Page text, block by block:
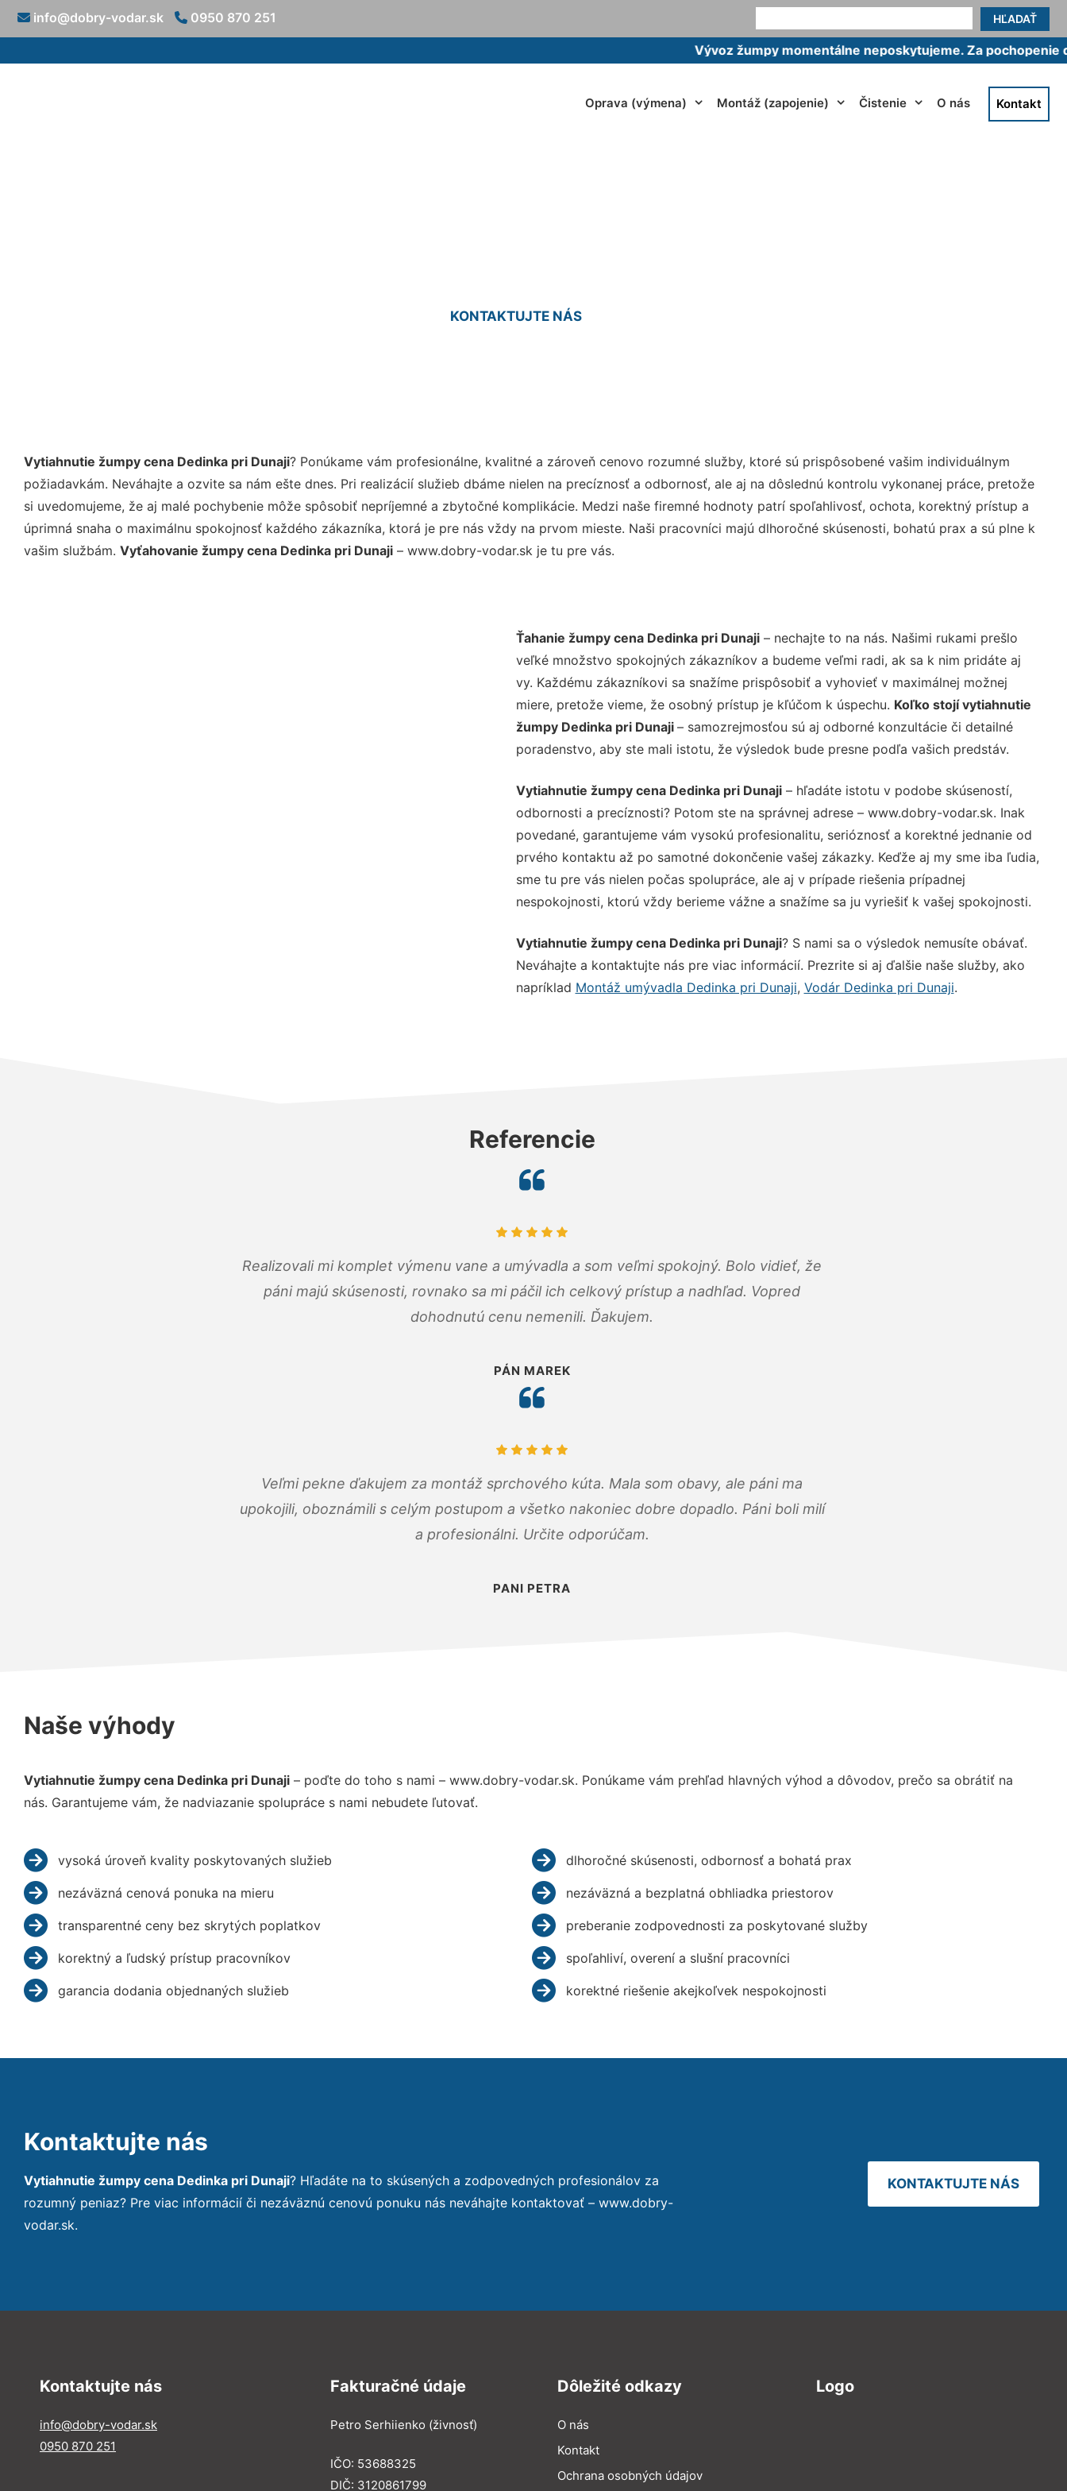
HĽADAŤ
info@dobry-vodar.sk 0950 870 251
Vývoz žumpy momentálne neposkytujeme. Za pochopenie
Oprava (výmena) Montáž (zapojenie) Čistenie O nás Kontakt
KONTAKTUJTE NÁS
Vytiahnutie žumpy cena Dedinka pri Dunaji? Ponúkame vám profesionálne, kvalitné a zároveň cenovo rozumné služby, ktoré sú prispôsobené vašim individuálnym
požiadavkám. Neváhajte a ozvite sa nám ešte dnes. Pri realizácií služieb dbáme nielen na precíznosť a odbornosť, ale aj na dôslednú kontrolu vykonanej práce, pretože
si uvedomujeme, že aj malé pochybenie môže spôsobiť nepríjemné a zbytočné komplikácie. Medzi naše firemné hodnoty patrí spoľahlivosť, ochota, korektný prístup a
úprimná snaha o maximálnu spokojnosť každého zákazníka, ktorá je pre nás vždy na prvom mieste. Naši pracovníci majú dlhoročné skúsenosti, bohatú prax a sú plne k
vašim službám. Vyťahovanie žumpy cena Dedinka pri Dunaji – www.dobry-vodar.sk je tu pre vás.
Ťahanie žumpy cena Dedinka pri Dunaji– nechajte to na nás. Našimi rukami prešlo
veľké množstvo spokojných zákazníkov a budeme veľmi radi, ak sa k nim pridáte aj
vy. Každému zákazníkovi sa snažíme prispôsobiť a vyhovieť v maximálnej možnej
miere, pretože vieme, že osobný prístup je kľúčom k úspechu. Koľko stojí vytiahnutie
žumpy Dedinka pri Dunaji – samozrejmosťou sú aj odborné konzultácie či detailné
poradenstvo, aby ste mali istotu, že výsledok bude presne podľa vašich predstáv.
Vytiahnutie žumpy cena Dedinka pri Dunaji– hľadáte istotu v podobe skúseností,
odbornosti a precíznosti? Potom ste na správnej adrese – www.dobry-vodar.sk. Inak
povedané, garantujeme vám vysokú profesionalitu, serióznosť a korektné jednanie od
prvého kontaktu až po samotné dokončenie vašej zákazky. Keďže aj my sme iba ľudia,
sme tu pre vás nielen počas spolupráce, ale aj v prípade riešenia prípadnej
nespokojnosti, ktorú vždy berieme vážne a snažíme sa ju vyriešiť k vašej spokojnosti.
Vytiahnutie žumpy cena Dedinka pri Dunaji? S nami sa o výsledok nemusíte obávať.
Neváhajte a kontaktujte nás pre viac informácií. Prezrite si aj ďalšie naše služby, ako
napríklad Montáž umývadla Dedinka pri Dunaji, Vodár Dedinka pri Dunaji.
Referencie
Realizovali mi komplet výmenu vane a umývadla a som veľmi spokojný. Bolo vidieť, že
páni majú skúsenosti, rovnako sa mi páčil ich celkový prístup a nadhľad. Vopred
dohodnutú cenu nemenili. Ďakujem.
PÁN MAREK
Veľmi pekne ďakujem za montáž sprchového kúta. Mala som obavy, ale páni ma
upokojili, oboznámili s celým postupom a všetko nakoniec dobre dopadlo. Páni boli milí
a profesionálni. Určite odporúčam.
PANI PETRA
Naše výhody
Vytiahnutie žumpy cena Dedinka pri Dunaji – poďte do toho s nami – www.dobry-vodar.sk. Ponúkame vám prehľad hlavných výhod a dôvodov, prečo sa obrátiť na
nás. Garantujeme vám, že nadviazanie spolupráce s nami nebudete ľutovať.
vysoká úroveň kvality poskytovaných služieb
nezáväzná cenová ponuka na mieru
transparentné ceny bez skrytých poplatkov
korektný a ľudský prístup pracovníkov
garancia dodania objednaných služieb
dlhoročné skúsenosti, odbornosť a bohatá prax
nezáväzná a bezplatná obhliadka priestorov
preberanie zodpovednosti za poskytované služby
spoľahliví, overení a slušní pracovníci
korektné riešenie akejkoľvek nespokojnosti
Kontaktujte nás
Vytiahnutie žumpy cena Dedinka pri Dunaji? Hľadáte na to skúsených a zodpovedných profesionálov za
rozumný peniaz? Pre viac informácií či nezáväznú cenovú ponuku nás neváhajte kontaktovať – www.dobry-
vodar.sk.
KONTAKTUJTE NÁS
Kontaktujte nás
info@dobry-vodar.sk
0950 870 251
Fakturačné údaje
Petro Serhiienko (živnosť)
IČO: 53688325
DIČ: 3120861799
Dôležité odkazy
O nás
Kontakt
Ochrana osobných údajov
Logo